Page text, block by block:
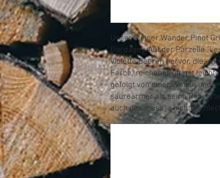
Unser kleiner Wander Pinot
Dardagny. Auf der Parzelle
violette Beeren hervor, die,
Farbe, reichem Duft mit
gefolgt von einem vollen und
säureärmer als seine
auch das muss ja nichts